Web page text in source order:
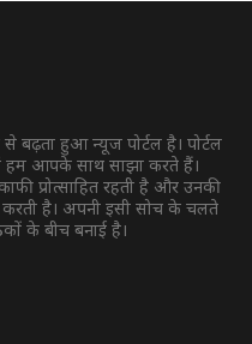
से बढ़ता हुआ न्यूज पोर्टल है। पोर्टल
हम आपके साथ साझा करते हैं।
प्रोत्साहित रहती है और उनकी
है। अपनी इसी सोच के चलते
के बीच बनाई है।